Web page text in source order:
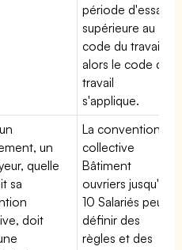
période d'essai
supérieure au
code du travail,
alors le code du
travail
s'applique.
un
quelle
sa
doit
La convention
collective
Bâtiment
ouvriers jusqu'à
10 Salariés peut
définir des
règles et des